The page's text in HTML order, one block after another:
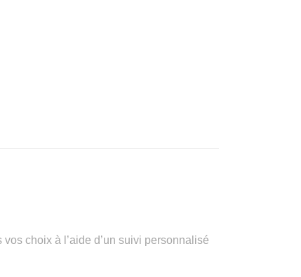
choix à l’aide d’un suivi personnalisé